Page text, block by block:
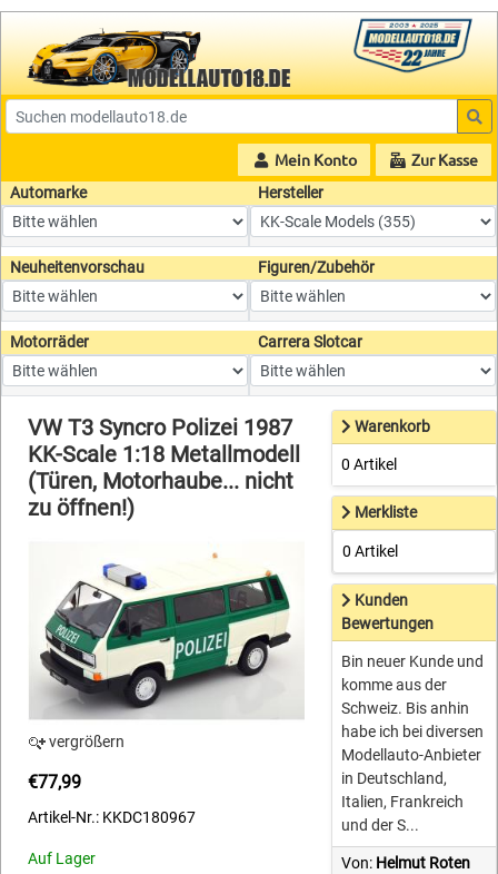
Mein Konto Zur Kasse
Automarke Hersteller
Neuheitenvorschau Figuren/Zubehör
Motorräder Carrera Slotcar
VW T3 Syncro Polizei 1987
KK-Scale 1:18 Metallmodell
(Türen, Motorhaube... nicht
zu öffnen!)
vergrößern
€77,99
Artikel-Nr.: KKDC180967
Auf Lager
Warenkorb
0 Artikel
Merkliste
0 Artikel
Kunden
Bewertungen
Bin neuer Kunde und
komme aus der
Schweiz. Bis anhin
habe ich bei diversen
Modellauto-Anbieter
in Deutschland,
Italien, Frankreich
und der S...
Von: Helmut Roten